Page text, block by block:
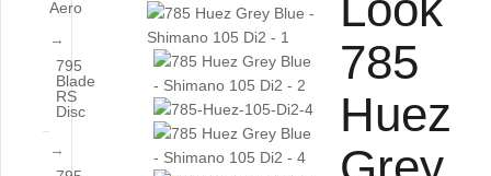
785
Huez
Aero
795
Blade
RS
Disc